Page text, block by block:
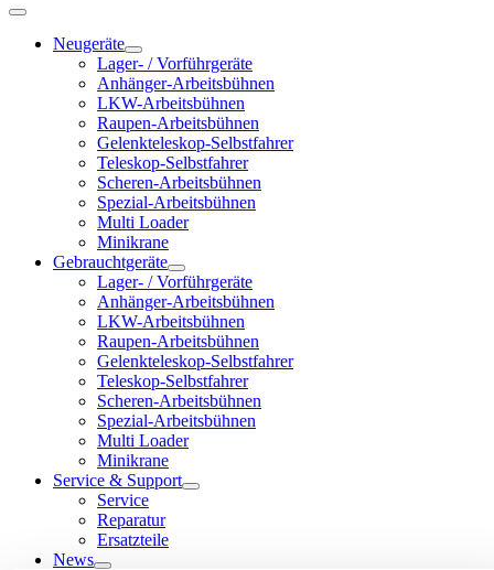
Neugeräte
Lager- / Vorführgeräte
Anhänger-Arbeitsbühnen
LKW-Arbeitsbühnen
Raupen-Arbeitsbühnen
Gelenkteleskop-Selbstfahrer
Teleskop-Selbstfahrer
Scheren-Arbeitsbühnen
Spezial-Arbeitsbühnen
Multi Loader
Minikrane
Gebrauchtgeräte
Lager- / Vorführgeräte
Anhänger-Arbeitsbühnen
LKW-Arbeitsbühnen
Raupen-Arbeitsbühnen
Gelenkteleskop-Selbstfahrer
Teleskop-Selbstfahrer
Scheren-Arbeitsbühnen
Spezial-Arbeitsbühnen
Multi Loader
Minikrane
Service & Support
Service
Reparatur
Ersatzteile
News